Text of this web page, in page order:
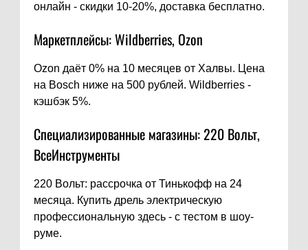
онлайн - скидки 10-20%, доставка бесплатно.
Маркетплейсы: Wildberries, Ozon
Ozon даёт 0% на 10 месяцев от Халвы. Цена
на Bosch ниже на 500 рублей. Wildberries -
кэшбэк 5%.
Специализированные магазины: 220 Вольт,
ВсеИнструменты
220 Вольт: рассрочка от Тинькофф на 24
месяца. Купить дрель электрическую
профессиональную здесь - с тестом в шоу-
руме.